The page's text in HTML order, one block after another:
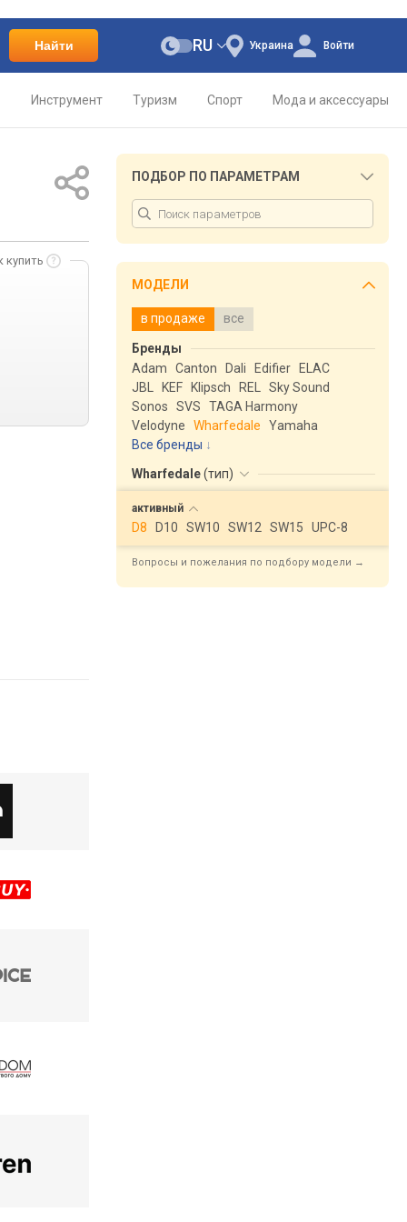
Найти Украина
RU Войти
Инструмент Туризм Спорт Мода и аксессуары
купить
ПОДБОР ПО ПАРАМЕТРАМ
МОДЕЛИ
в продаже все
Бренды
Adam
Canton Dali Edifier
ELAC
JBL
KEF Klipsch REL
Sky Sound
Sonos
SVS
TAGA Harmony
Velodyne
Wharfedale
Yamaha
Все бренды
Wharfedale(тип)
активный
D8 D10 SW10 SW12 SW15 UPC-8
Вопросы и пожелания по подбору модели →